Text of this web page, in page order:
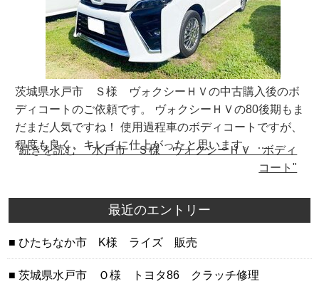
茨城県水戸市 Ｓ様 ヴォクシーＨＶの中古購入後のボ
ディコートのご依頼です。 ヴォクシーＨＶの80後期もま
だまだ人気ですね！ 使用過程車のボディコートですが、
程度も良く、キレイに仕上がったと思います。 …
続きを読む "水戸市 Ｓ様 ヴォクシーＨＶ ボディ
コート"
最近のエントリー
ひたちなか市 K様 ライズ 販売
茨城県水戸市 Ｏ様 トヨタ86 クラッチ修理